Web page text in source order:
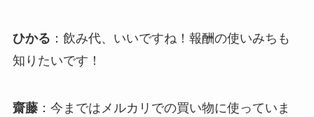
ひかる ：飲み代、いいですね！報酬の使いみちも
知りたいです！
齋藤：今まではメルカリでの買い物に使っていま